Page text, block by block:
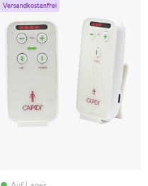
Versandkostenfrei